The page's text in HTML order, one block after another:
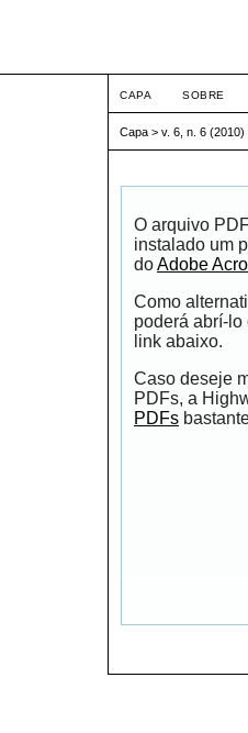
CAPA SOBRE
Capa > v. 6, n. 6 (2010)
O arquivo
instalado um
doAdobe
Como
poderá abrí-lo
link abaixo.
Caso deseje
PDFs, a
PDFs